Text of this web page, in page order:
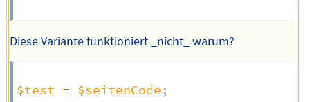
Diese Variante funktioniert _nicht_ warum?
$test = $seitenCode ;